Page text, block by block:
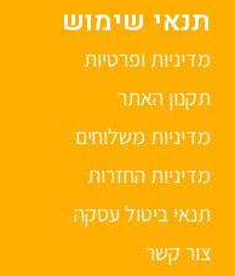
שימוש
ופרטיות
האתר
משלוחים
החזרות
ביטול עסקה
קשר